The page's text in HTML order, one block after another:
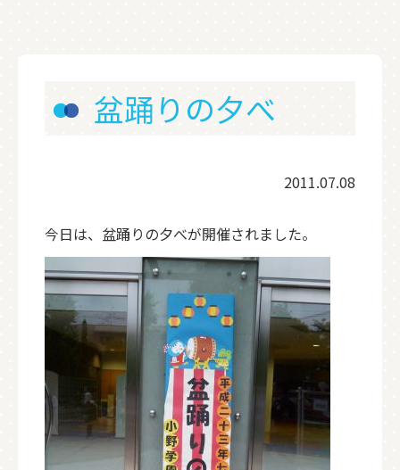
盆踊りの夕べ
2011.07.08
今日は、盆踊りの夕べが開催されました。